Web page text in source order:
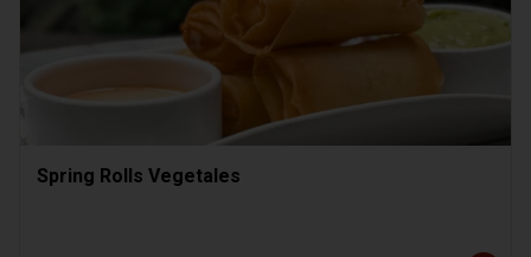
Spring Rolls Vegetales